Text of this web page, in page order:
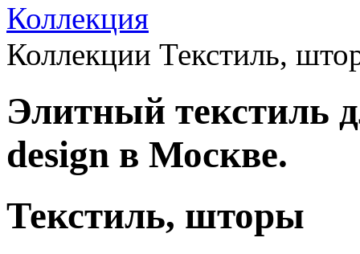
Коллекция
Коллекции Текстиль,
Элитный текстиль
design в Москве.
Текстиль, шторы